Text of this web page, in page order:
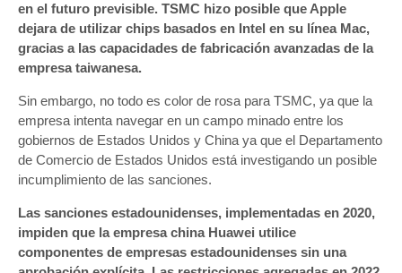
en el futuro previsible. TSMC hizo posible que Apple
dejara de utilizar chips basados ​​en Intel en su línea Mac,
gracias a las capacidades de fabricación avanzadas de la
empresa taiwanesa.
Sin embargo, no todo es color de rosa para TSMC, ya que la
empresa intenta navegar en un campo minado entre los
gobiernos de Estados Unidos y China ya que el Departamento
de Comercio de Estados Unidos está investigando un posible
incumplimiento de las sanciones.
Las sanciones estadounidenses, implementadas en 2020,
impiden que la empresa china Huawei utilice
componentes de empresas estadounidenses sin una